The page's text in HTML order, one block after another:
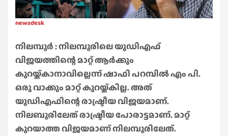
newsdesk
നിലമ്പൂർ : നിലമ്പൂരിലെ യുഡിഎഫ്
വിജയത്തിന്റെ മാറ്റ് ആർക്കും
കുറയ്ക്കാനാവില്ലെന്ന് ഷാഫി പറമ്പിൽ എം പി.
ഒരു വാക്കും മാറ്റ് കുറയ്ക്കില്ല. അത്
യുഡിഎഫിന്റെ രാഷ്ട്രീയ വിജയമാണ്.
നിലബൂരിലേത് രാഷ്ട്രീയ പോരാട്ടമാണ്. മാറ്റ്
കുറയാത്ത വിജയമാണ് നിലമ്പൂരിലേത്.